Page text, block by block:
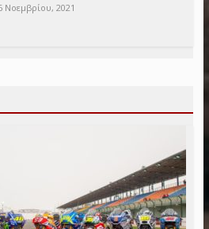
Νοεμβρίου, 2021